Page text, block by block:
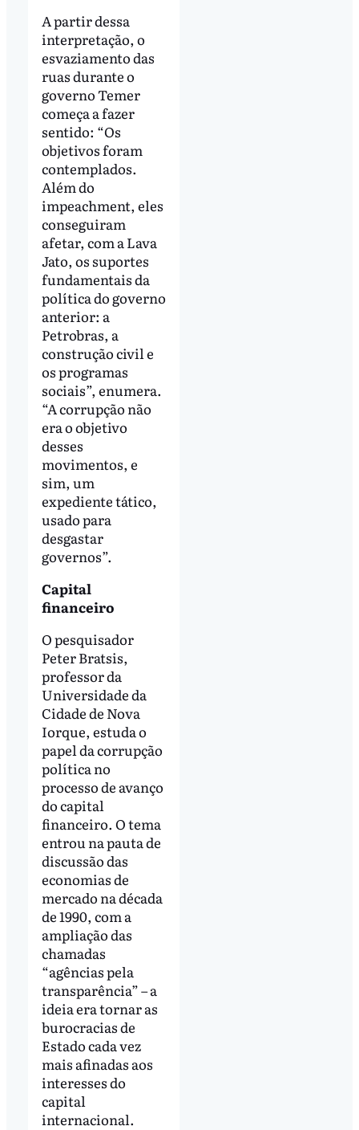
A partir dessa
interpretação, o
esvaziamento das
ruas durante o
governo Temer
começa a fazer
sentido: “Os
objetivos foram
contemplados.
Além do
impeachment, eles
conseguiram
afetar, com a Lava
Jato, os suportes
fundamentais da
política do governo
anterior: a
Petrobras, a
construção civil e
os programas
sociais”, enumera.
“A corrupção não
era o objetivo
desses
movimentos, e
sim, um
expediente tático,
usado para
desgastar
governos”.
Capital
financeiro
O pesquisador
Peter Bratsis,
professor da
Universidade da
Cidade de Nova
Iorque, estuda o
papel da corrupção
política no
processo de avanço
do capital
financeiro. O tema
entrou na pauta de
discussão das
economias de
mercado na década
de 1990, com a
ampliação das
chamadas
“agências pela
transparência” – a
ideia era tornar as
burocracias de
Estado cada vez
mais afinadas aos
interesses do
capital
internacional.